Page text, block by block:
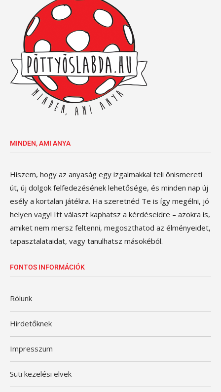
MINDEN, AMI ANYA
Hiszem, hogy az anyaság egy izgalmakkal teli önismereti
út, új dolgok felfedezésének lehetősége, és minden nap új
esély a kortalan játékra. Ha szeretnéd Te is így megélni, jó
helyen vagy! Itt választ kaphatsz a kérdéseidre – azokra is,
amiket nem mersz feltenni, megoszthatod az élményeidet,
tapasztalataidat, vagy tanulhatsz másokéból.
FONTOS INFORMÁCIÓK
Rólunk
Hirdetőknek
Impresszum
Süti kezelési elvek